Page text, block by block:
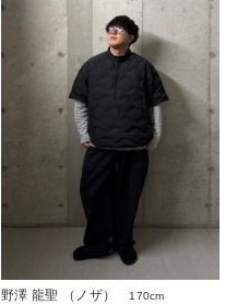
野澤 龍聖 （ノザ）
170cm